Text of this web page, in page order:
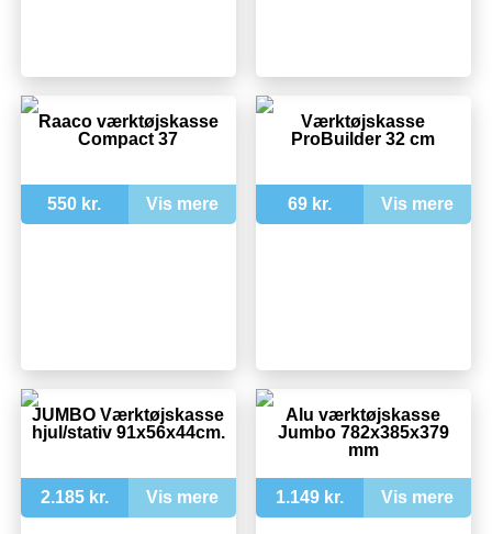
Raaco værktøjskasse
Compact 37
550 kr. Vis mere
Værktøjskasse
ProBuilder 32 cm
69 kr. Vis mere
JUMBO Værktøjskasse
hjul/stativ 91x56x44cm.
2.185 kr. Vis mere
Alu værktøjskasse
Jumbo 782x385x379
mm
1.149 kr. Vis mere